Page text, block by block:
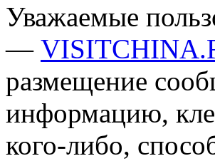
Уважаемые
—
размещение
информацию,
кого-либо,